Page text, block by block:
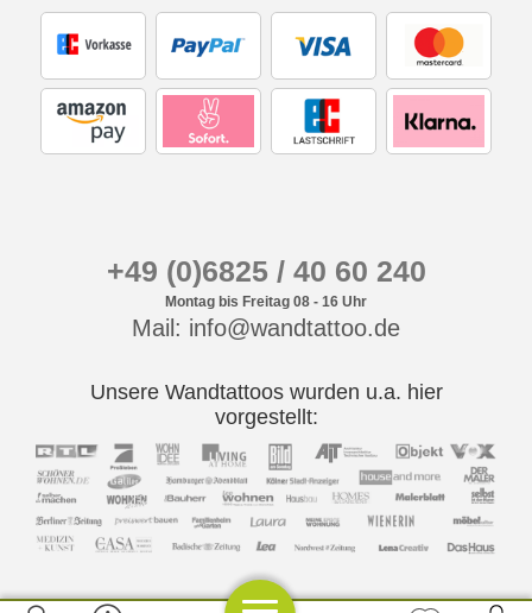
+49 (0)6825 / 40 60 240
Montag bis Freitag 08 - 16 Uhr
Mail: info@wandtattoo.de
Unsere Wandtattoos wurden u.a. hier
vorgestellt: